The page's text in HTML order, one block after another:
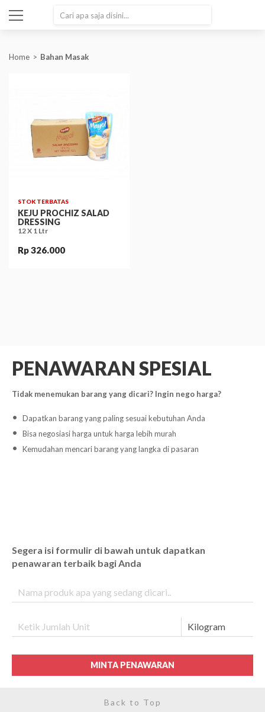
Home Bahan Masak
STOK TERBATAS
KEJU PROCHIZ SALAD
DRESSING
12 X 1 Ltr
Rp 326.000
PENAWARAN SPESIAL
Tidak menemukan barang yang dicari? Ingin nego harga?
Dapatkan barang yang paling sesuai kebutuhan Anda
Bisa negosiasi harga untuk harga lebih murah
Kemudahan mencari barang yang langka di pasaran
Segera isi formulir di bawah untuk dapatkan
penawaran terbaik bagi Anda
MINTA PENAWARAN
Back to Top